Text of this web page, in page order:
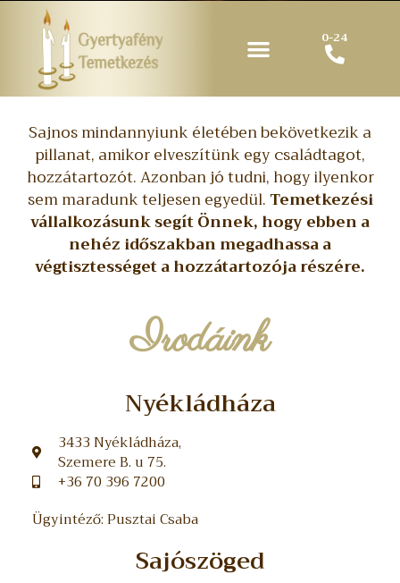
0-24
Sajnos mindannyiunk életében bekövetkezik a
pillanat, amikor elveszítünk egy családtagot,
hozzátartozót. Azonban jó tudni, hogy ilyenkor
sem maradunk teljesen egyedül. Temetkezési
vállalkozásunk segít Önnek, hogy ebben a
nehéz időszakban megadhassa a
végtisztességet a hozzátartozója részére.
Irodáink
Nyékládháza
3433 Nyékládháza,
Szemere B. u 75.
+36 70 396 7200
Ügyintéző: Pusztai Csaba
Sajószöged